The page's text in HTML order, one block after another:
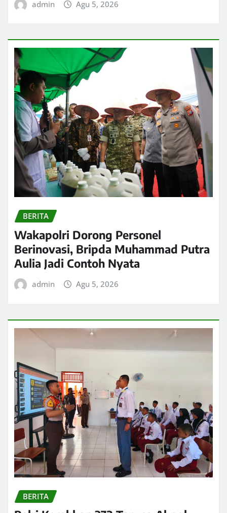
admin Agu 5, 2026
BERITA
Wakapolri Dorong Personel
Berinovasi, Bripda Muhammad Putra
Aulia Jadi Contoh Nyata
admin Agu 5, 2026
BERITA